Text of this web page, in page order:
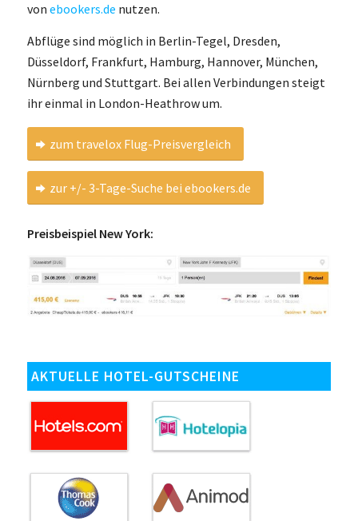
von ebookers.de nutzen.
Abflüge sind möglich in Berlin-Tegel, Dresden,
Düsseldorf, Frankfurt, Hamburg, Hannover, München,
Nürnberg und Stuttgart. Bei allen Verbindungen steigt
ihr einmal in London-Heathrow um.
zum travelox Flug-Preisvergleich
zur +/- 3-Tage-Suche bei ebookers.de
Preisbeispiel New York:
AKTUELLE HOTEL-GUTSCHEINE